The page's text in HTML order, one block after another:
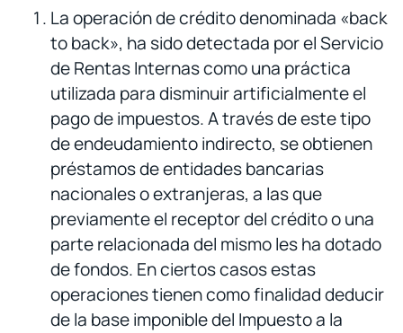
La operación de crédito denominada «back
to back», ha sido detectada por el Servicio
de Rentas Internas como una práctica
utilizada para disminuir artificialmente el
pago de impuestos. A través de este tipo
de endeudamiento indirecto, se obtienen
préstamos de entidades bancarias
nacionales o extranjeras, a las que
previamente el receptor del crédito o una
parte relacionada del mismo les ha dotado
de fondos. En ciertos casos estas
operaciones tienen como finalidad deducir
de la base imponible del Impuesto a la